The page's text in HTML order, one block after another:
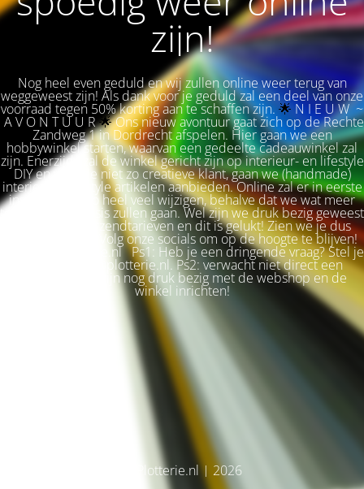
zijn!
Nog heel even geduld en wij zullen online weer terug van
weggeweest zijn! Als dank voor je geduld zal een deel van onze
voorraad tegen 50% korting aan te schaffen zijn. 🌟 N I E U W ~
A V O N T U U R🌟Ons nieuw avontuur gaat zich op de Rechte
Zandweg 1 in Dordrecht afspelen. Hier gaan we een
hobbywinkel starten, waarvan een gedeelte cadeauwinkel zal
zijn. Enerzijds zal de winkel gericht zijn op interieur- en lifestyle
DIY en voor de niet zo creatieve klant, gaan we (handmade)
interieur & lifestyle artikelen aanbieden. Online zal er in eerste
instantie niet zo heel veel wijzigen, behalve dat we wat meer
terug naar de basis zullen gaan. Wel zijn we druk bezig geweest
met betere verzendtarieven en dit is gelukt! Zien we je dus
snel weer terug? Volg onze socials om op de hoogte te blijven!
Liefs, Ilse. Plotterie.nl Ps1: Heb je een dringende vraag? Stel je
vraag via info@plotterie.nl. Ps2: verwacht niet direct een
antwoord. We zijn nog druk bezig met de webshop en de
winkel inrichten!
© Plotterie.nl | 2026